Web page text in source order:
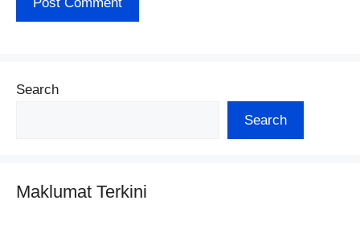
Search
Search
Maklumat Terkini